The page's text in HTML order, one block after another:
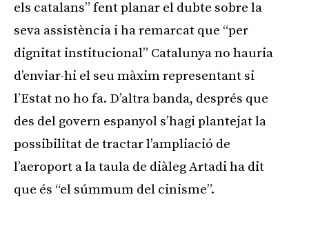
els catalans” fent planar el dubte sobre la
seva assistència i ha remarcat que “per
dignitat institucional” Catalunya no hauria
d’enviar-hi el seu màxim representant si
l’Estat no ho fa. D’altra banda, després que
des del govern espanyol s’hagi plantejat la
possibilitat de tractar l’ampliació de
l’aeroport a la taula de diàleg Artadi ha dit
que és “el súmmum del cinisme”.